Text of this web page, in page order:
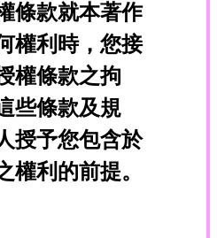
條款就本著作
權利時，您接
權條款之拘
些條款及規
授予您包含於
權利的前提。